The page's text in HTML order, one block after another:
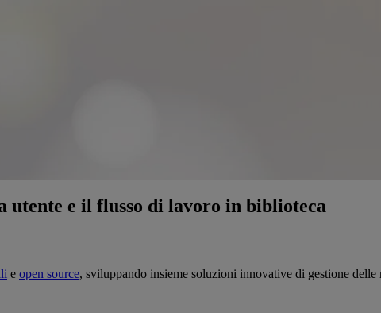
utente e il flusso di lavoro in biblioteca
e open source, sviluppando insieme soluzioni innovative di gestione delle